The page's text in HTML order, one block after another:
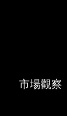
市場觀察